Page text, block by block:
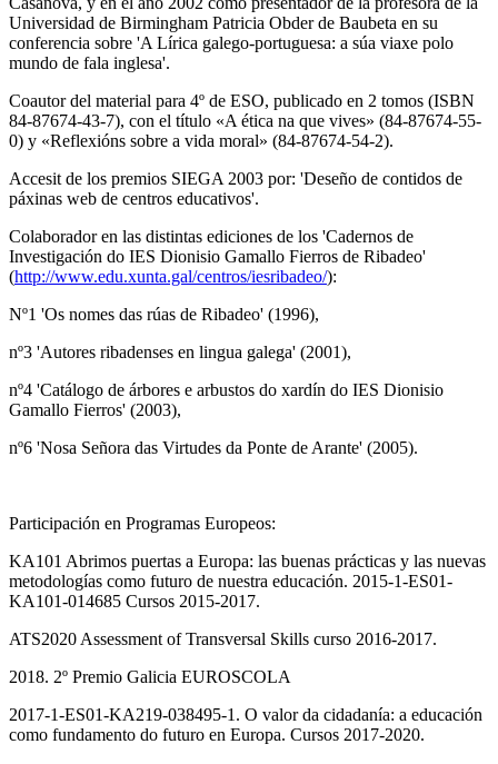
Universidad de Birmingham Patricia Obder de Baubeta en su
conferencia sobre 'A Lírica galego-portuguesa: a súa viaxe polo
mundo de fala inglesa'.
Coautor del material para 4º de ESO, publicado en 2 tomos (ISBN
84-87674-43-7), con el título «A ética na que vives» (84-87674-55-
0) y «Reflexións sobre a vida moral» (84-87674-54-2).
Accesit de los premios SIEGA 2003 por: 'Deseño de contidos de
páxinas web de centros educativos'.
Colaborador en las distintas ediciones de los 'Cadernos de
Investigación do IES Dionisio Gamallo Fierros de Ribadeo'
(http://www.edu.xunta.gal/centros/iesribadeo/):
Nº1 'Os nomes das rúas de Ribadeo' (1996),
nº3 'Autores ribadenses en lingua galega' (2001),
nº4 'Catálogo de árbores e arbustos do xardín do IES Dionisio
Gamallo Fierros' (2003),
nº6 'Nosa Señora das Virtudes da Ponte de Arante' (2005).
Participación en Programas Europeos:
KA101 Abrimos puertas a Europa: las buenas prácticas y las nuevas
metodologías como futuro de nuestra educación. 2015-1-ES01-
KA101-014685 Cursos 2015-2017.
ATS2020 Assessment of Transversal Skills curso 2016-2017.
2018. 2º Premio Galicia EUROSCOLA
2017-1-ES01-KA219-038495-1. O valor da cidadanía: a educación
como fundamento do futuro en Europa. Cursos 2017-2020.